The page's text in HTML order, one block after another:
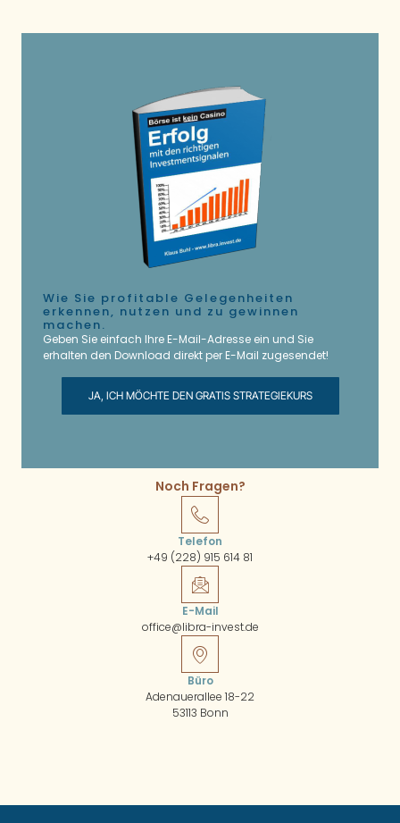
Wie Sie profitable Gelegenheiten
erkennen, nutzen und zu gewinnen
machen.
Geben Sie einfach Ihre E-Mail-Adresse ein und Sie
erhalten den Download direkt per E-Mail zugesendet!
JA, ICH MÖCHTE DEN GRATIS STRATEGIEKURS
Noch Fragen?
Telefon
+49 (228) 915 614 81
E-Mail
office@libra-invest.de
Büro
Adenauerallee 18-22
53113 Bonn